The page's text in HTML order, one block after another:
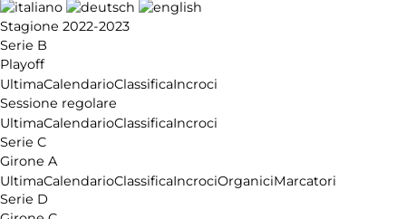
Stagione 2022-2023
Serie B
Playoff
UltimaCalendarioClassificaIncroci
Sessione regolare
UltimaCalendarioClassificaIncroci
Serie C
Girone A
UltimaCalendarioClassificaIncrociOrganiciMarcatori
Serie D